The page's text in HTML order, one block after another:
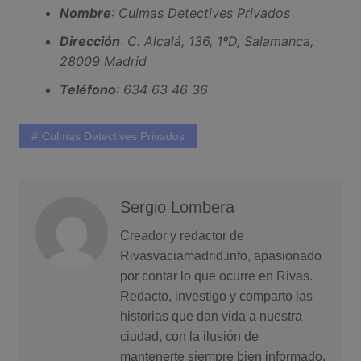
Nombre: Culmas Detectives Privados
Dirección: C. Alcalá, 136, 1ºD, Salamanca,
28009 Madrid
Teléfono: 634 63 46 36
Culmas Detectives Privados
Sergio Lombera
Creador y redactor de
Rivasvaciamadrid.info, apasionado
por contar lo que ocurre en Rivas.
Redacto, investigo y comparto las
historias que dan vida a nuestra
ciudad, con la ilusión de
mantenerte siempre bien informado.